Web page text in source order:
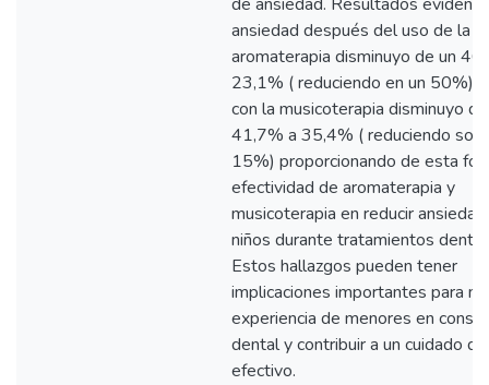
ansiedad después del uso de la
aromaterapia disminuyo de un
23,1% ( reduciendo en un 50%)
con la musicoterapia disminuyo
41,7% a 35,4% ( reduciendo
15%) proporcionando de esta
efectividad de aromaterapia y
musicoterapia en reducir
niños durante tratamientos
Estos hallazgos pueden tener
implicaciones importantes para
experiencia de menores en
dental y contribuir a un cuidado
efectivo.